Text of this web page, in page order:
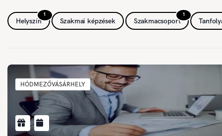
1
Helyszín Szakmai képzések
1
Szakmacsoport
HÓDMEZŐVÁSÁRHELY